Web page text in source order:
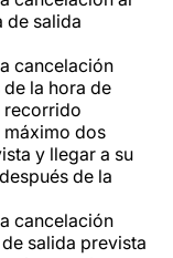
de salida
cancelación
la hora de
recorrido
dos
y llegar a su
de la
cancelación
salida prevista